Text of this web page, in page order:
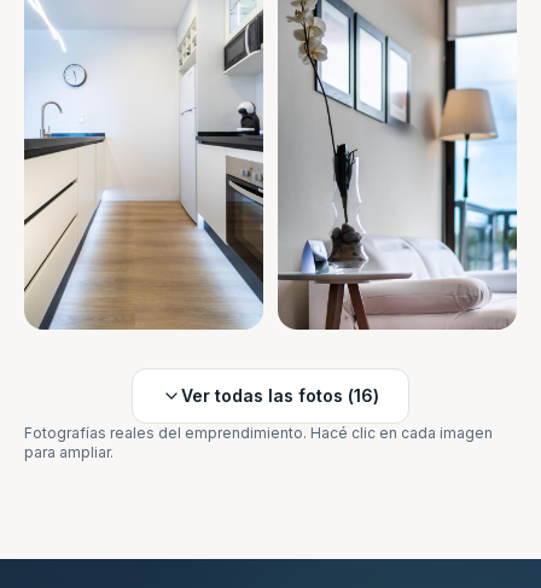
Ver todas las fotos (16)
Fotografías reales del emprendimiento. Hacé clic en cada imagen
para ampliar.